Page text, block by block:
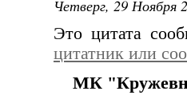
Четверг, 29 Ноября
Это цитата
цитатник или
МК